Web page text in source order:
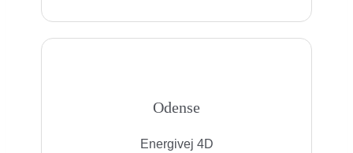
Odense
Energivej 4D